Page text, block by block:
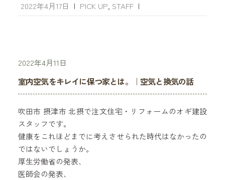
2022年4月17日 | PICK UP, STAFF |
2022年4月11日
室内空気をキレイに保つ家とは。｜空気と換気の話
吹田市 摂津市 北摂で注文住宅・リフォームのオギ建設
スタッフです。
健康をこれほどまでに考えさせられた時代はなかったの
ではないでしょうか。
厚生労働省の発表、
医師会の発表、